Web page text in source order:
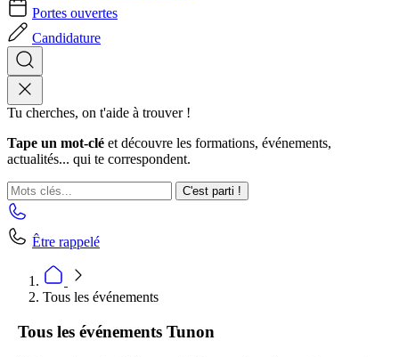
Portes ouvertes
Candidature
Tu cherches, on t'aide à trouver !
Tape un mot-clé et découvre les formations, événements,
actualités... qui te correspondent.
C'est parti !
Être rappelé
Tous les événements
Tous les événements Tunon